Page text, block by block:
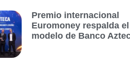
Premio internacional
Euromoney respalda el
modelo de Banco